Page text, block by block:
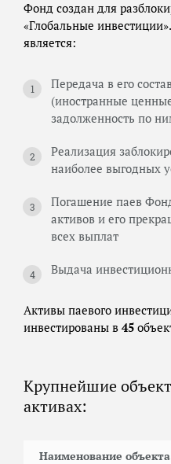
Фонд создан для
«Глобальные
является:
Передача в его
(иностранные
задолженность по
Реализация
наиболее выгодных
Погашение паев
активов и его
всех выплат
Выдача
Активы паевого
инвестированы в 45
Крупнейшие
активах:
Наименование объекта